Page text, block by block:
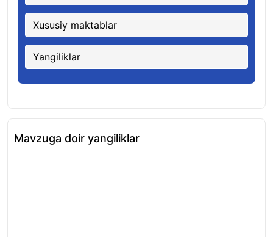
Xususiy maktablar
Yangiliklar
Mavzuga doir yangiliklar